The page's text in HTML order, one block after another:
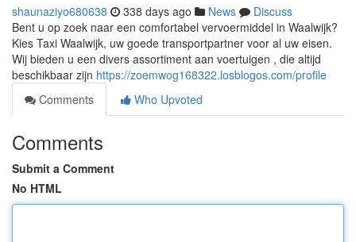
shaunaziyo680638 338 days ago News
Discuss
Bent u op zoek naar een comfortabel vervoermiddel in Waalwijk?
Kies Taxi Waalwijk, uw goede transportpartner voor al uw eisen.
Wij bieden u een divers assortiment aan voertuigen , die altijd
beschikbaar zijn https://zoemwog168322.losblogos.com/profile
Comments
Who Upvoted
Comments
Submit a Comment
No HTML